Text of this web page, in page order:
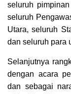
seluruh
seluruh
Utara, seluruh
dan seluruh para
Selanjutnya
dengan acara
dan sebagai